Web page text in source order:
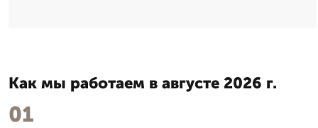
Как мы работаем в августе 2026 г.
01